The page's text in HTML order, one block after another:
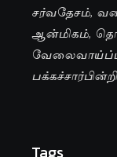
சர்வதேசம்,
ஆன்மிகம்,